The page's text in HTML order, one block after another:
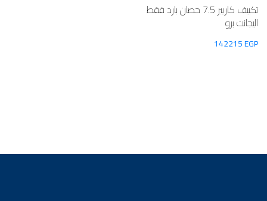
تكييف كاريير 7.5 حصان بارد فقط
اليجانت برو
142215EGP